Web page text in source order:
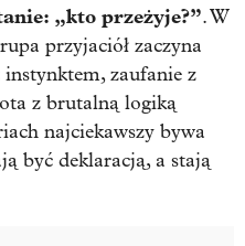
„kto przeżyje?”. W
przyjaciół zaczyna
instynktem, zaufanie z
z brutalną logiką
najciekawszy bywa
być deklaracją, a stają